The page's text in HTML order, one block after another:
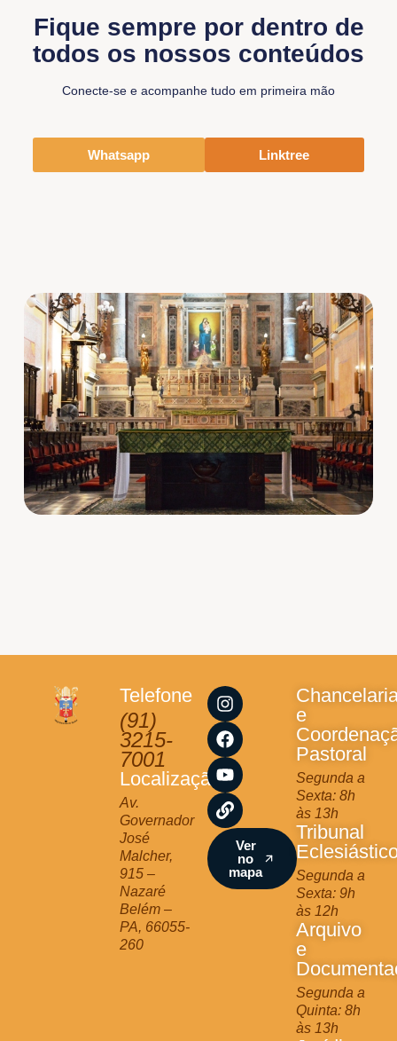
Fique sempre por dentro de
todos os nossos conteúdos
Conecte-se e acompanhe tudo em primeira mão
Whatsapp Linktree
Telefone
(91)
3215-
7001
Localização
Av.
Governador
José
Malcher,
915 –
Nazaré
Belém –
PA, 66055-
260
I
n
s
t
a
g
r
a
m
F
a
c
e
b
o
o
k
Y
o
u
t
u
b
e
L
i
n
k
Ver
no
mapa
e
Pastoral
Segunda a
Sexta: 8h
às 13h
Tribunal
Segunda a
Sexta: 9h
às 12h
Arquivo
e
Segunda a
Quinta: 8h
às 13h